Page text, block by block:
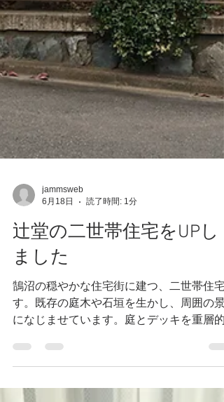
6月18日
読了時間: 1分
辻堂の二世帯住宅をUPし
ました
鵠沼の穏やかな住宅街に建つ、二世帯住宅
す。既存の庭木や石垣を生かし、周囲の景
になじませています。庭とデッキを重層的
深い軒下や外部空間がもたらす、内と外が